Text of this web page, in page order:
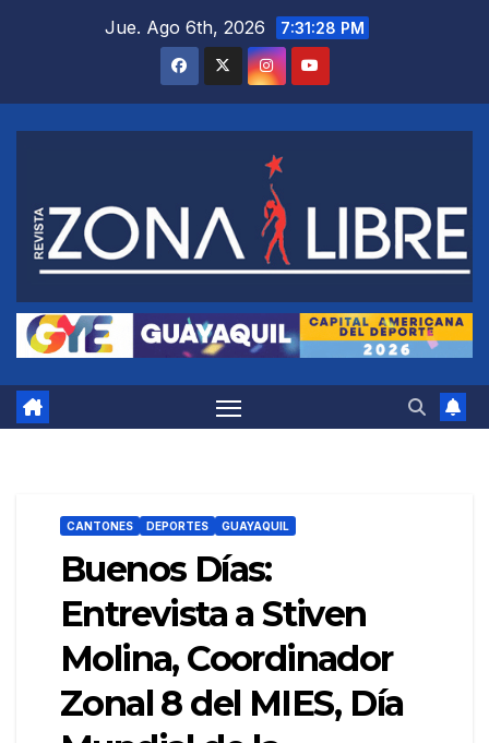
Jue. Ago 6th, 2026 7:31:29 PM
CANTONES DEPORTES GUAYAQUIL
Buenos Días:
Entrevista a Stiven
Molina, Coordinador
Zonal 8 del MIES, Día